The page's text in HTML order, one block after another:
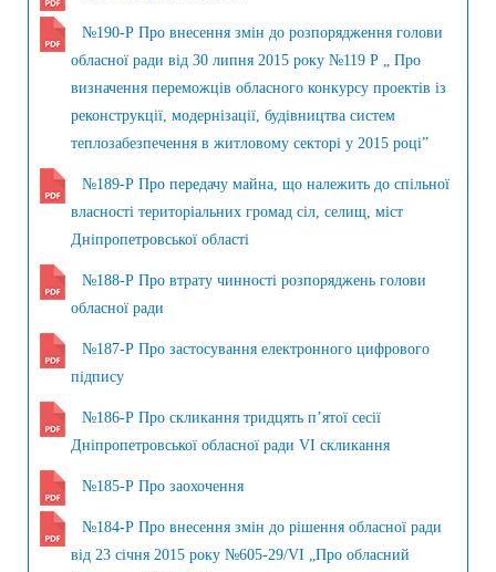
№190-Р Про внесення змін до розпорядження голови
обласної ради від 30 липня 2015 року №119 Р „ Про
визначення переможців обласного конкурсу проектів із
реконструкції, модернізації, будівництва систем
теплозабезпечення в житловому секторі у 2015 році”
№189-Р Про передачу майна, що належить до спільної
власності територіальних громад сіл, селищ, міст
Дніпропетровської області
№188-Р Про втрату чинності розпоряджень голови
обласної ради
№187-Р Про застосування електронного цифрового
підпису
№186-Р Про скликання тридцять п’ятої сесії
Дніпропетровської обласної ради VI скликання
№185-Р Про заохочення
№184-Р Про внесення змін до рішення обласної ради
від 23 січня 2015 року №605-29/VI „Про обласний